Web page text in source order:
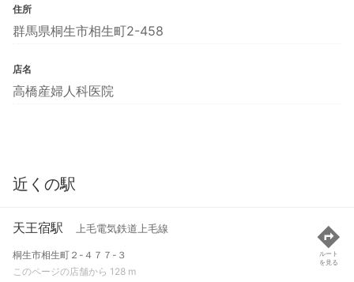
住所
群馬県桐生市相生町2-458
店名
高橋産婦人科医院
近くの駅
天王宿駅 上毛電気鉄道上毛線
桐生市相生町２-４７７-３
このページの店舗から 128 m
ルート
を見る